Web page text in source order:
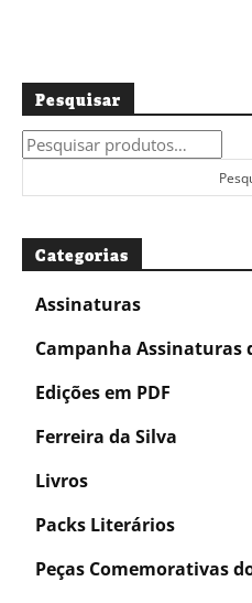
Pesquisar
Pesquisar
por:
Categorias
Assinaturas
Campanha Assinaturas
Edições em PDF
Ferreira da Silva
Livros
Packs Literários
Peças Comemorativas